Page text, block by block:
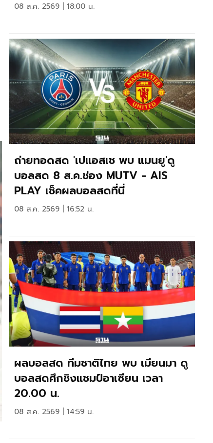
08 ส.ค. 2569 | 18:00 น.
ถ่ายทอดสด 'เปแอสเช พบ แมนยู'ดู
บอลสด 8 ส.ค.ช่อง MUTV - AIS
PLAY เช็คผลบอลสดที่นี่
08 ส.ค. 2569 | 16:52 น.
ผลบอลสด ทีมชาติไทย พบ เมียนมา ดู
บอลสดศึกชิงแชมป์อาเซียน เวลา
20.00 น.
08 ส.ค. 2569 | 14:59 น.